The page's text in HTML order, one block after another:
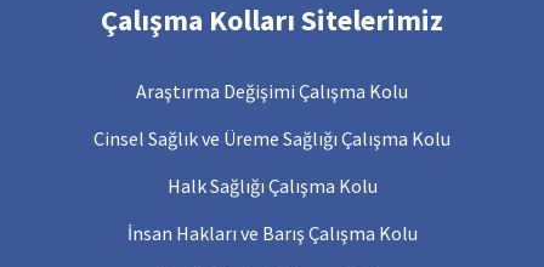
Çalışma Kolları Sitelerimiz
Araştırma Değişimi Çalışma Kolu
Cinsel Sağlık ve Üreme Sağlığı Çalışma Kolu
Halk Sağlığı Çalışma Kolu
İnsan Hakları ve Barış Çalışma Kolu